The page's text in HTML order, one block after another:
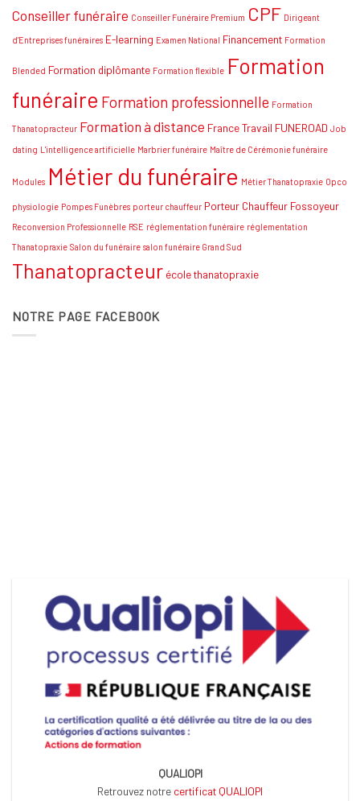
thanatopraxie
Conseils
et
Conseiller funéraire Conseiller Funéraire Premium CPF Dirigeant
d'Entreprises funéraires E-learning Examen National Financement Formation
Blended Formation diplômante Formation flexible Formation
funéraire Formation professionnelle Formation
Thanatopracteur Formation à distance France Travail FUNEROAD Job
dating L'intelligence artificielle Marbrier funéraire Maître de Cérémonie funéraire
Modules Métier du funéraire Métier Thanatopraxie Opco
physiologie Pompes Funèbres porteur chauffeur Porteur Chauffeur Fossoyeur
Reconversion Professionnelle RSE réglementation funéraire réglementation
Thanatopraxie Salon du funéraire salon funéraire Grand Sud
Thanatopracteur école thanatopraxie
NOTRE PAGE FACEBOOK
QUALIOPI
Retrouvez notre certificat QUALIOPI